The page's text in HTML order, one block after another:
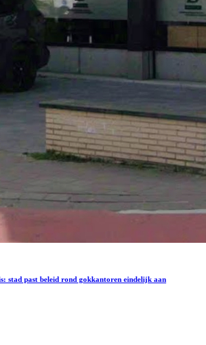
stad past beleid rond gokkantoren eindelijk aan